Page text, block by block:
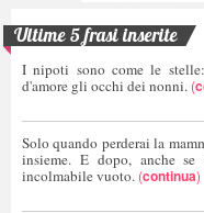
Ultime 5 frasi inserite
I nipoti sono come le
d'amore gli occhi dei nonni. (
Solo quando perderai la
insieme. E dopo, anche
incolmabile vuoto. (continua)